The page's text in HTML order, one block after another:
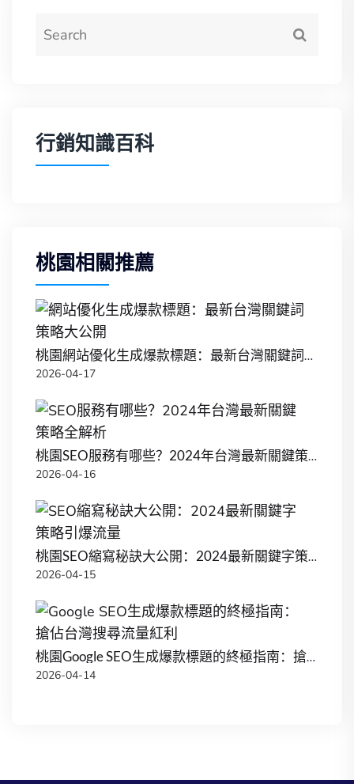
行銷知識百科
桃園相關推薦
桃園網站優化生成爆款標題：最新台灣關鍵詞策略大公開
2026-04-17
桃園SEO服務有哪些？2024年台灣最新關鍵策略全解析
2026-04-16
桃園SEO縮寫秘訣大公開：2024最新關鍵字策略引爆流量
2026-04-15
桃園Google SEO生成爆款標題的終極指南：搶佔台灣搜尋流量紅利
2026-04-14